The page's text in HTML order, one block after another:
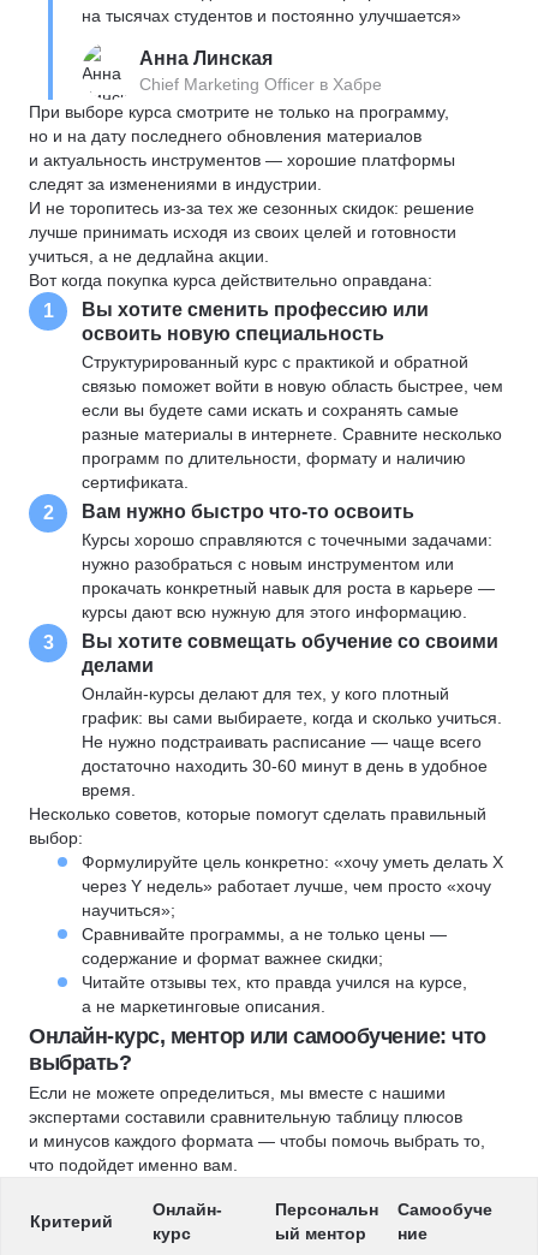
на тысячах студентов и постоянно улучшается»
Анна Линская
Chief Marketing Officer в Хабре
При выборе курса смотрите не только на программу,
но и на дату последнего обновления материалов
и актуальность инструментов — хорошие платформы
следят за изменениями в индустрии.
И не торопитесь из-за тех же сезонных скидок: решение
лучше принимать исходя из своих целей и готовности
учиться, а не дедлайна акции.
Вот когда покупка курса действительно оправдана:
1
Вы хотите сменить профессию или
освоить новую специальность
Структурированный курс с практикой и обратной
связью поможет войти в новую область быстрее, чем
если вы будете сами искать и сохранять самые
разные материалы в интернете. Сравните несколько
программ по длительности, формату и наличию
сертификата.
2 Вам нужно быстро что-то освоить
Курсы хорошо справляются с точечными задачами:
нужно разобраться с новым инструментом или
прокачать конкретный навык для роста в карьере —
курсы дают всю нужную для этого информацию.
3
Вы хотите совмещать обучение со своими
делами
Онлайн-курсы делают для тех, у кого плотный
график: вы сами выбираете, когда и сколько учиться.
Не нужно подстраивать расписание — чаще всего
достаточно находить 30-60 минут в день в удобное
время.
Несколько советов, которые помогут сделать правильный
выбор:
Формулируйте цель конкретно: «хочу уметь делать X
через Y недель» работает лучше, чем просто «хочу
научиться»;
Сравнивайте программы, а не только цены —
содержание и формат важнее скидки;
Читайте отзывы тех, кто правда учился на курсе,
а не маркетинговые описания.
Онлайн-курс, ментор или самообучение: что
выбрать?
Если не можете определиться, мы вместе с нашими
экспертами составили сравнительную таблицу плюсов
и минусов каждого формата — чтобы помочь выбрать то,
что подойдет именно вам.
Критерий
Онлайн-
курс
Персональн
ый ментор
Самообуче
ние